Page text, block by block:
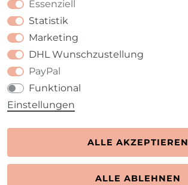
Essenziell
Statistik
Marketing
DHL Wunschzustellung
PayPal
Funktional
Einstellungen
ALLE AKZEPTIEREN
ALLE ABLEHNEN